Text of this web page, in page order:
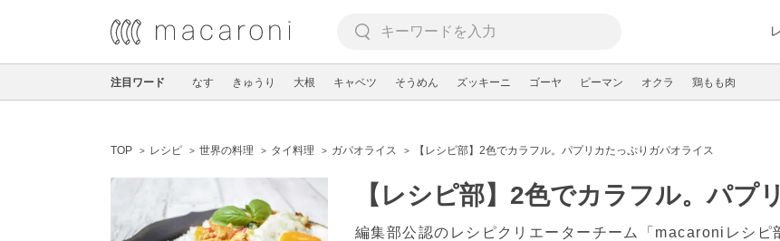
注目ワード なす きゅうり 大根 キャベツ そうめん ズッキーニ ゴーヤ ピーマン オクラ 鶏もも肉
TOP レシピ 世界の料理 タイ料理 ガパオライス 【レシピ部】2色でカラフル。パプリカたっぷりガパオライス
【レシピ部】2色でカラフル。パプ
編集部公認のレシピクリエーターチーム「macaroniレシ